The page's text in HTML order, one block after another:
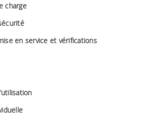
charge
en service et vérifications